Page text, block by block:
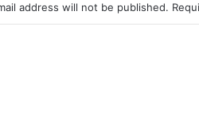
address will not be published.